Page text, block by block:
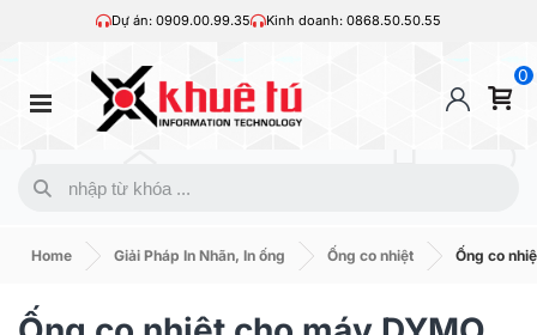
Dự án: 0909.00.99.35 Kinh doanh: 0868.50.50.55
0
Home Giải Pháp In Nhãn, In ống Ống co nhiệt Ống co